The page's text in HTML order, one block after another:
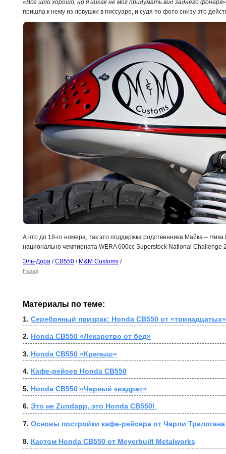
«Все шло хорошо, но я никак не мог придумать вид заднего фонаря»
пришла к нему из ловушки в писсуаре, и судя по фото снизу это
А что до 18-го номера, так это поддержка родственника Майка –
национально чемпионата WERA 600cc Superstock National Challenge
Эль-Дора /CB550 / M&M Customs /
Назад
Материалы по теме:
1. Серебряный призрак: Honda CB550 от
2. Honda CB550 «Лекарство от бед»
3. Honda CB550 «Крепыш»
4. Кафе-рейсер Honda CB550
5. Honda CB550 «Черный квадрат»
6. Это не Zundapp, это Honda CB550!
7. Основы постройки кафе-рейсера от Чарли Трелогана
8. Кастом Honda CB550 от Meyerbuilt Metalworks